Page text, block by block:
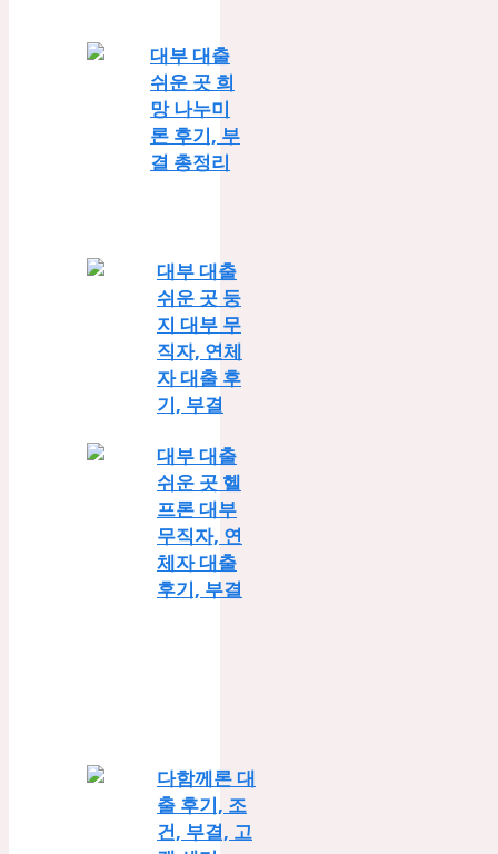
대부 대출
쉬운 곳 희
망 나누미
론 후기, 부
결 총정리
대부 대출
쉬운 곳 둥
지 대부 무
직자, 연체
자 대출 후
기, 부결
대부 대출
쉬운 곳 헬
프론 대부
무직자, 연
체자 대출
후기, 부결
다함께론 대
출 후기, 조
건, 부결, 고